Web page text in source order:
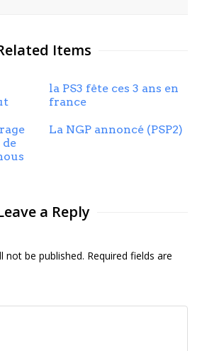
Items
la PS3 fête ces 3 ans en
france
de
La NGP annoncé (PSP2)
a Reply
not be published. Required fields are